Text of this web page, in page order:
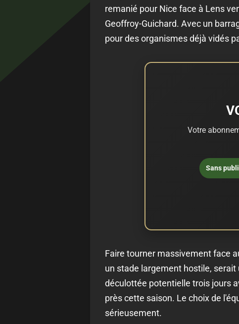
remanié pour Nice face à Lens
Geoffroy-Guichard. Avec un
pour des organismes déjà vidés
Votre
Sans
Faire tourner massivement face
un stade largement hostile,
déculottée potentielle trois jours
près cette saison. Le choix de
sérieusement.